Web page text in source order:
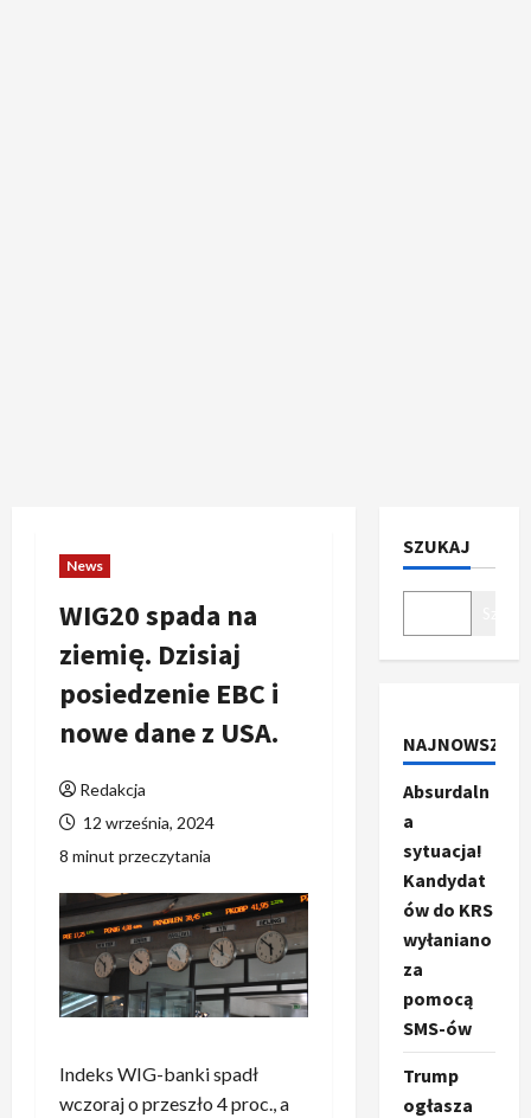
News
WIG20 spada na
ziemię. Dzisiaj
posiedzenie EBC i
nowe dane z USA.
Redakcja
12 września, 2024
8 minut przeczytania
Indeks WIG-banki spadł
wczoraj o przeszło 4 proc., a
SZUKAJ
NAJNOWSZE
Absurdaln
a
sytuacja!
Kandydat
ów do KRS
wyłaniano
za
pomocą
SMS-ów
Trump
ogłasza